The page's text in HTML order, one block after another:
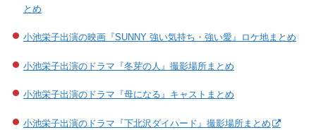
とめ
小池栄子出演の映画『SUNNY 強い気持ち・強い愛』ロケ地まとめ
小池栄子出演のドラマ『冬芽の人』撮影場所まとめ
小池栄子出演のドラマ『母になる』キャストまとめ
小池栄子出演のドラマ『下北沢ダイハード』撮影場所まとめ